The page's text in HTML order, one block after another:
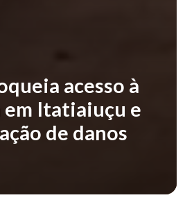
acesso à
Itatiaiuçu e
de danos